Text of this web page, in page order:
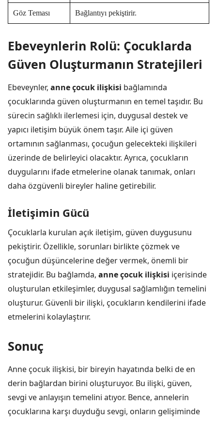
Göz Teması Bağlantıyı pekiştirir.
Ebeveynlerin Rolü: Çocuklarda
Güven Oluşturmanın Stratejileri
Ebeveynler, anne çocuk ilişkisi bağlamında
çocuklarında güven oluşturmanın en temel taşıdır. Bu
sürecin sağlıklı ilerlemesi için, duygusal destek ve
yapıcı iletişim büyük önem taşır. Aile içi güven
ortamının sağlanması, çocuğun gelecekteki ilişkileri
üzerinde de belirleyici olacaktır. Ayrıca, çocukların
duygularını ifade etmelerine olanak tanımak, onları
daha özgüvenli bireyler haline getirebilir.
İletişimin Gücü
Çocuklarla kurulan açık iletişim, güven duygusunu
pekiştirir. Özellikle, sorunları birlikte çözmek ve
çocuğun düşüncelerine değer vermek, önemli bir
stratejidir. Bu bağlamda, anne çocuk ilişkisi içerisinde
oluşturulan etkileşimler, duygusal sağlamlığın temelini
oluşturur. Güvenli bir ilişki, çocukların kendilerini ifade
etmelerini kolaylaştırır.
Sonuç
Anne çocuk ilişkisi, bir bireyin hayatında belki de en
derin bağlardan birini oluşturuyor. Bu ilişki, güven,
sevgi ve anlayışın temelini atıyor. Bence, annelerin
çocuklarına karşı duyduğu sevgi, onların gelişiminde